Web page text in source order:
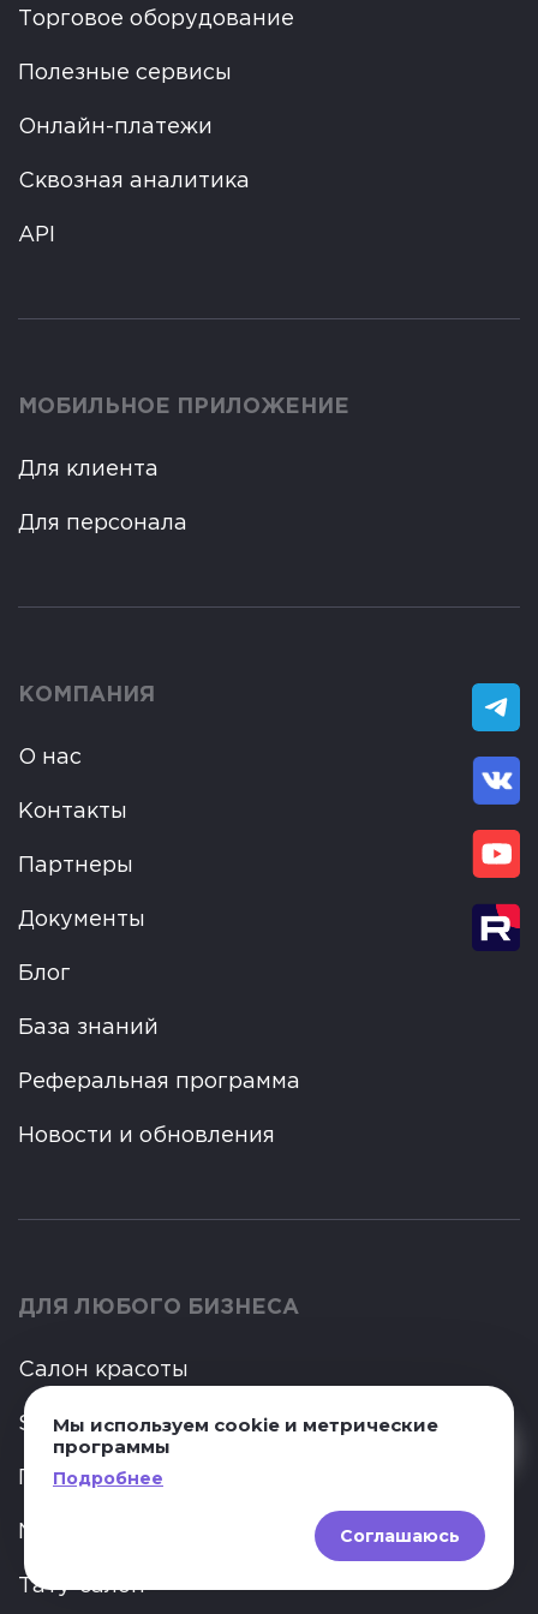
Торговое оборудование
Полезные сервисы
Онлайн-платежи
Сквозная аналитика
API
МОБИЛЬНОЕ ПРИЛОЖЕНИЕ
Для клиента
Для персонала
КОМПАНИЯ
О нас
Контакты
Партнеры
Документы
Блог
База знаний
Реферальная программа
Новости и обновления
ДЛЯ ЛЮБОГО БИЗНЕСА
Салон красоты
SPA
Парикмахерская
Nail-студия
Тату-салон
Мы используем cookie и метрические
программы
Подробнее
Соглашаюсь